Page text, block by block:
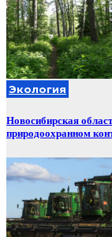
Экология
Новосибирская
природоохранном